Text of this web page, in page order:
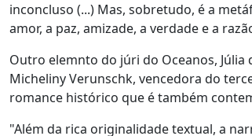
inconcluso (...) Mas, sobretudo, é a
amor, a paz, amizade, a verdade e a
Outro elemnto do júri do Oceanos,
Micheliny Verunschk, vencedora do
romance histórico que é também
"Além da rica originalidade textual, a